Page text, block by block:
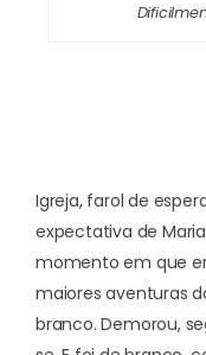
Igreja, farol de
expectativa de
momento em que
maiores aventuras
branco. Demorou,